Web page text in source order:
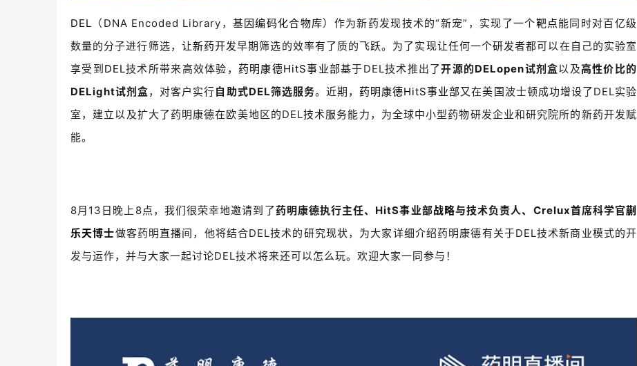
DEL （DNA Encoded Library， 基因编码化合物库）作为新药发现技术的“新宠”，实现了一个靶点能同时对百亿级
数量的分子进行筛选，让新药开发早期筛选的效率有了质的飞跃。为了实现让任何一个研发者都可以在自己的实验室
享受到 DEL技术所带来高效体验， 药明康德HitS事业部基于DEL技术推出了开源的DELopen试剂盒以及高性价比的
DELight试剂盒，对客户实行自助式DEL筛选服务。近期， 药明康德HitS事业部又在美国波士顿成功增设了DEL实验
室，建立以及扩大了药明康德在欧美地区的DEL技术服务能力，为全球中小型药物研发企业和研究院所的新药开发赋
能。
8月13日晚上8点，我们很荣幸地邀请到了药明康德执行主任、HitS事业部战略与技术负责人、Crelux首席科学官蒯
乐天博士做客药明 直播间，他将结合DEL技术的研究现状，为大家详细介绍药明康德有关于DEL技术新商业模式的开
发与运作，并与大家一起讨论DEL技术将来还可以怎么玩。欢迎大家一同参与！